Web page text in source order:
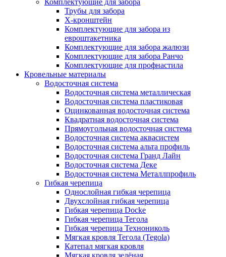
Комплектующие для забора
Трубы для забора
Х-кронштейн
Комплектующие для забора из
евроштакетника
Комплектующие для забора жалюзи
Комплектующие для забора Ранчо
Комплектующие для профнастила
Кровельные материалы
Водосточная система
Водосточная система металлическая
Водосточная система пластиковая
Оцинкованная водосточная система
Квадратная водосточная система
Прямоугольная водосточная система
Водосточная система аквасистем
Водосточная система альта профиль
Водосточная система Гранд Лайн
Водосточная система Деке
Водосточная система Металлпрофиль
Гибкая черепица
Однослойная гибкая черепица
Двухслойная гибкая черепица
Гибкая черепица Docke
Гибкая черепица Тегола
Гибкая черепица Технониколь
Мягкая кровля Тегола (Tegola)
Катепал мягкая кровля
Мягкая кровля зелёная